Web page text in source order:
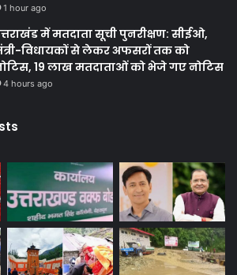
1 hour ago
में मतदाता सूची पुनरीक्षण: सीईओ,
विधायकों से लेकर अफसरों तक को
19 लाख मतदाताओं को भेजे गए नोटिस
4 hours ago